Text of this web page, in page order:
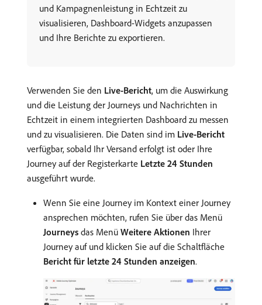
und Kampagnenleistung in Echtzeit zu
visualisieren, Dashboard-Widgets anzupassen
und Ihre Berichte zu exportieren.
Verwenden Sie den Live-Bericht, um die Auswirkung
und die Leistung der Journeys und Nachrichten in
Echtzeit in einem integrierten Dashboard zu messen
und zu visualisieren. Die Daten sind im Live-Bericht
verfügbar, sobald Ihr Versand erfolgt ist oder Ihre
Journey auf der Registerkarte Letzte 24 Stunden
ausgeführt wurde.
Wenn Sie eine Journey im Kontext einer Journey
ansprechen möchten, rufen Sie über das Menü
Journeys das Menü Weitere Aktionen Ihrer
Journey auf und klicken Sie auf die Schaltfläche
Bericht für letzte 24 Stunden anzeigen.